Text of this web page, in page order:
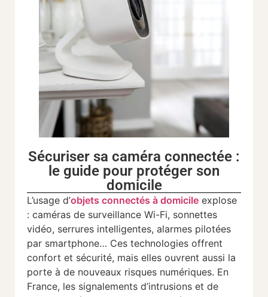
Sécuriser sa caméra connectée :
le guide pour protéger son
domicile
L’usage d’objets connectés à domicile explose
: caméras de surveillance Wi-Fi, sonnettes
vidéo, serrures intelligentes, alarmes pilotées
par smartphone… Ces technologies offrent
confort et sécurité, mais elles ouvrent aussi la
porte à de nouveaux risques numériques. En
France, les signalements d’intrusions et de